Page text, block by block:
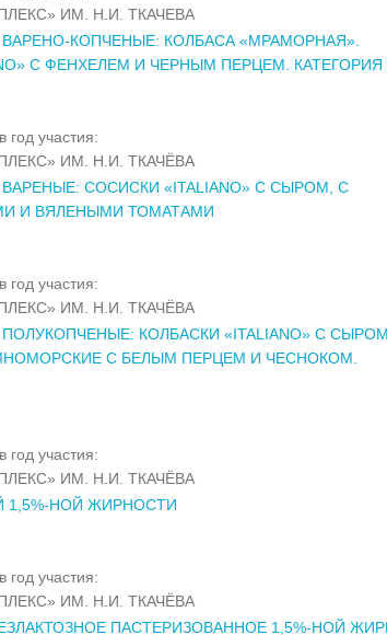
ИМ. Н.И. ТКАЧЕВА
КОПЧЕНЫЕ: КОЛБАСА «МРАМОРНАЯ».
С ФЕНХЕЛЕМ И ЧЕРНЫМ ПЕРЦЕМ. КАТЕГОРИЯ
год участия:
ИМ. Н.И. ТКАЧЁВА
СОСИСКИ «ITALIANO» С СЫРОМ, С
И ВЯЛЕНЫМИ ТОМАТАМИ
год участия:
ИМ. Н.И. ТКАЧЁВА
КОЛБАСКИ «ITALIANO» С
С БЕЛЫМ ПЕРЦЕМ И ЧЕСНОКОМ.
год участия:
ИМ. Н.И. ТКАЧЁВА
1,5%-НОЙ ЖИРНОСТИ
год участия:
ИМ. Н.И. ТКАЧЁВА
ПАСТЕРИЗОВАННОЕ 1,5%-НОЙ